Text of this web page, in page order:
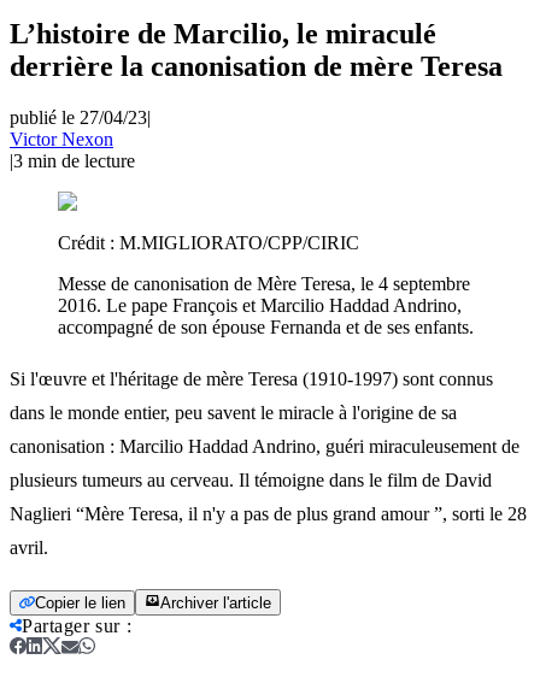
L’histoire de Marcilio, le miraculé
derrière la canonisation de mère Teresa
publié le 27/04/23|
Victor Nexon
|3 min de lecture
Crédit : M.MIGLIORATO/CPP/CIRIC
Messe de canonisation de Mère Teresa, le 4 septembre
2016. Le pape François et Marcilio Haddad Andrino,
accompagné de son épouse Fernanda et de ses enfants.
Si l'œuvre et l'héritage de mère Teresa (1910-1997) sont connus
dans le monde entier, peu savent le miracle à l'origine de sa
canonisation : Marcilio Haddad Andrino, guéri miraculeusement de
plusieurs tumeurs au cerveau. Il témoigne dans le film de David
Naglieri “Mère Teresa, il n'y a pas de plus grand amour ”, sorti le 28
avril.
Copier le lien Archiver l'article
Partager sur: